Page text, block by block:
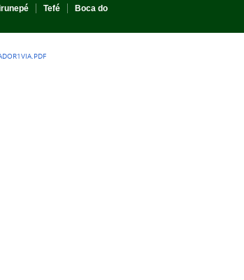
Tefé
Boca do